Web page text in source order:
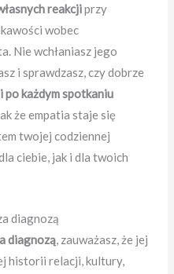
reakcjiprzy
wobec
Nie wchłaniasz jego
i sprawdzasz, czy dobrze
po każdym spotkaniu
że empatia staje się
twojej codziennej
ciebie, jak i dla twoich
diagnozą
diagnozą, zauważasz, że jej
historii relacji, kultury,